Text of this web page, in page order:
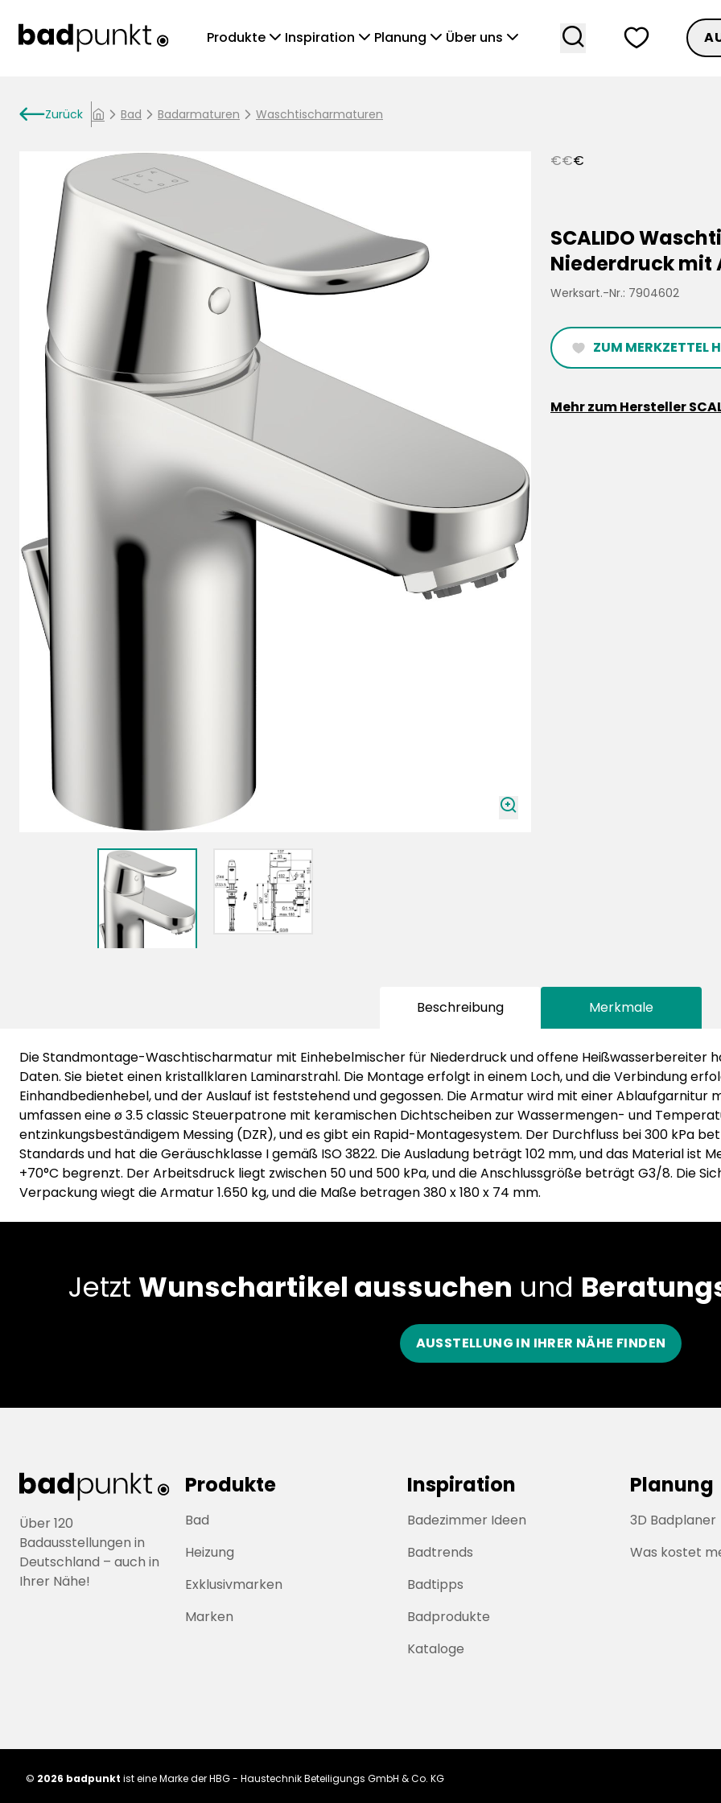
Produkte chevronDown Inspiration chevronDown Planung chevronDown Über uns chevronDown search heart
arrowLeftZurück home chevronRight Bad chevronRight Badarmaturen chevronRight Waschtischarmaturen
zoomIn
€€€
SCALIDO
Niederdruck
Werksart.-Nr.: 7904602
heartFilled ZUM MERKZETTEL
Mehr zum Hersteller
Beschreibung Merkmale
Die Standmontage-Waschtischarmatur mit Einhebelmischer für Niederdruck und offene Heißwasserbereiter
Daten. Sie bietet einen kristallklaren Laminarstrahl. Die Montage erfolgt in einem Loch, und die Verbindung
Einhandbedienhebel, und der Auslauf ist feststehend und gegossen. Die Armatur wird mit einer Ablaufgarnitur
umfassen eine ø 3.5 classic Steuerpatrone mit keramischen Dichtscheiben zur Wassermengen- und
entzinkungsbeständigem Messing (DZR), und es gibt ein Rapid-Montagesystem. Der Durchfluss bei 300 kPa
Standards und hat die Geräuschklasse I gemäß ISO 3822. Die Ausladung beträgt 102 mm, und das Material ist
+70°C begrenzt. Der Arbeitsdruck liegt zwischen 50 und 500 kPa, und die Anschlussgröße beträgt G3/8. Die
Verpackung wiegt die Armatur 1.650 kg, und die Maße betragen 380 x 180 x 74 mm.
Jetzt Wunschartikel aussuchen und
AUSSTELLUNG IN IHRER NÄHE FINDEN
Über 120
Badausstellungen in
Deutschland – auch in
Ihrer Nähe!
Produkte
Bad
Heizung
Exklusivmarken
Marken
Inspiration
Badezimmer Ideen
Badtrends
Badtipps
Badprodukte
Kataloge
Planung
3D Badplaner
Was kostet
© 2026 badpunkt ist eine Marke der HBG - Haustechnik Beteiligungs GmbH & Co. KG